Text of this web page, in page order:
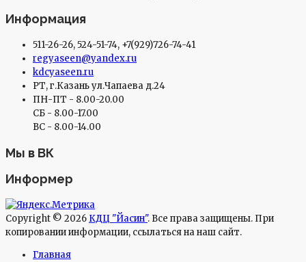
Информация
511-26-26, 524-51-74, +7(929)726-74-41
regyaseen@yandex.ru
kdcyaseen.ru
РТ, г.Казань ул.Чапаева д.24
ПН-ПТ - 8.00-20.00
СБ - 8.00-17.00
ВС - 8.00-14.00
Мы в ВК
Информер
Copyright © 2026 КДЦ "Йасин". Все права защищены. При
копировании информации, ссылаться на наш сайт.
Главная